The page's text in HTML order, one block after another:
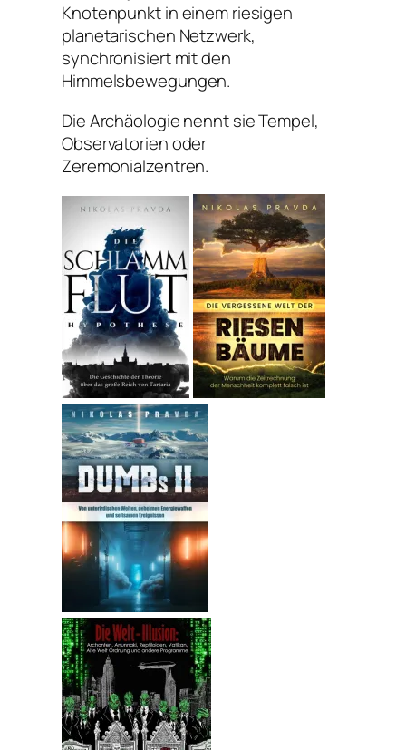
Knotenpunkt in einem riesigen
planetarischen Netzwerk,
synchronisiert mit den
Himmelsbewegungen.
Die Archäologie nennt sie Tempel,
Observatorien oder
Zeremonialzentren.